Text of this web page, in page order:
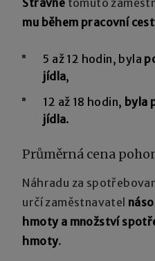
mu během pracovní
5 až 12 hodin, byla
jídla,
12 až 18 hodin, byla
jídla.
Průměrná cena
Náhradu za
určí zaměstnavatel
hmoty a množství
hmoty.